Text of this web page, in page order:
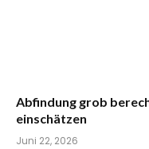
Abfindung grob
einschätzen
Juni 22, 2026